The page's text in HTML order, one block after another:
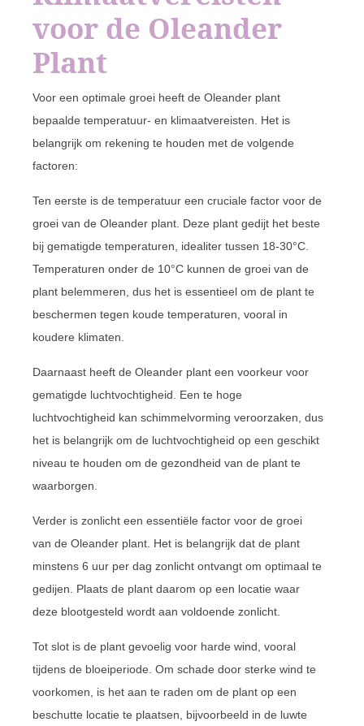
voor de Oleander
Plant
Voor een optimale groei heeft de Oleander plant
bepaalde temperatuur- en klimaatvereisten. Het is
belangrijk om rekening te houden met de volgende
factoren:
Ten eerste is de temperatuur een cruciale factor voor de
groei van de Oleander plant. Deze plant gedijt het beste
bij gematigde temperaturen, idealiter tussen 18-30°C.
Temperaturen onder de 10°C kunnen de groei van de
plant belemmeren, dus het is essentieel om de plant te
beschermen tegen koude temperaturen, vooral in
koudere klimaten.
Daarnaast heeft de Oleander plant een voorkeur voor
gematigde luchtvochtigheid. Een te hoge
luchtvochtigheid kan schimmelvorming veroorzaken, dus
het is belangrijk om de luchtvochtigheid op een geschikt
niveau te houden om de gezondheid van de plant te
waarborgen.
Verder is zonlicht een essentiële factor voor de groei
van de Oleander plant. Het is belangrijk dat de plant
minstens 6 uur per dag zonlicht ontvangt om optimaal te
gedijen. Plaats de plant daarom op een locatie waar
deze blootgesteld wordt aan voldoende zonlicht.
Tot slot is de plant gevoelig voor harde wind, vooral
tijdens de bloeiperiode. Om schade door sterke wind te
voorkomen, is het aan te raden om de plant op een
beschutte locatie te plaatsen, bijvoorbeeld in de luwte